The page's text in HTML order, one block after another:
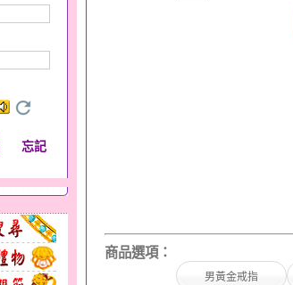
忘記
商品選項：
男黃金戒指